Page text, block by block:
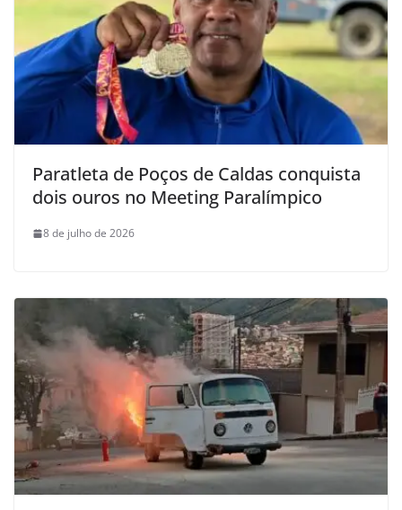
Paratleta de Poços de Caldas conquista
dois ouros no Meeting Paralímpico
8 de julho de 2026